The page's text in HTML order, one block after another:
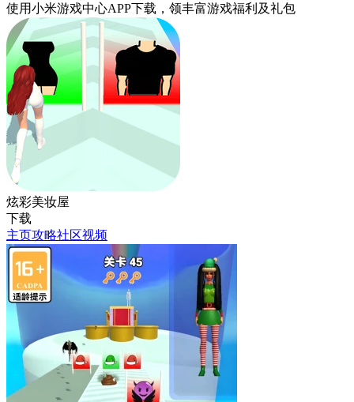
使用小米游戏中心APP下载 ，领丰富游戏福利 及礼包
炫彩美妆屋
下载
主页攻略社区视频